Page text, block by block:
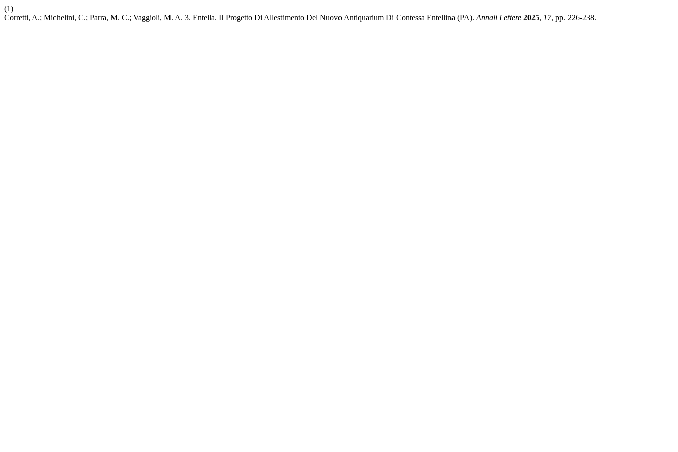
(1)
Corretti, A.; Michelini, C.; Parra, M. C.; Vaggioli, M. A. 3. Entella. Il Progetto Di Allestimento Del Nuovo Antiquarium Di Contessa Entellina (PA). Annali Lettere 2025, 17, pp. 226-238.